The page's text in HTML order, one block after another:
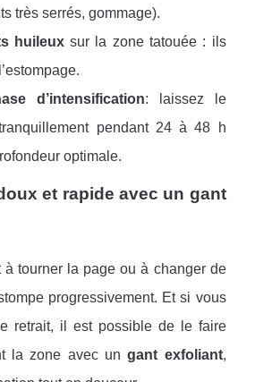
très serrés, gommage).
huileuxsur la zone tatouée : ils
d’intensification: laissez le
pendant 24 à 48 h
optimale.
et rapide avec un gant
à tourner la page ou à changer de
progressivement. Et si vous
retrait, il est possible de le faire
la zone avec ungant exfoliant,